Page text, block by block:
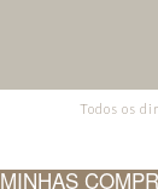
Todos os
MINHAS